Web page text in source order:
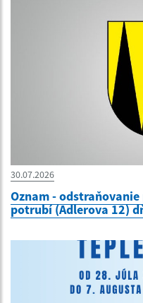
30.07.2026
Oznam -
potrubí (Adlerova 12)